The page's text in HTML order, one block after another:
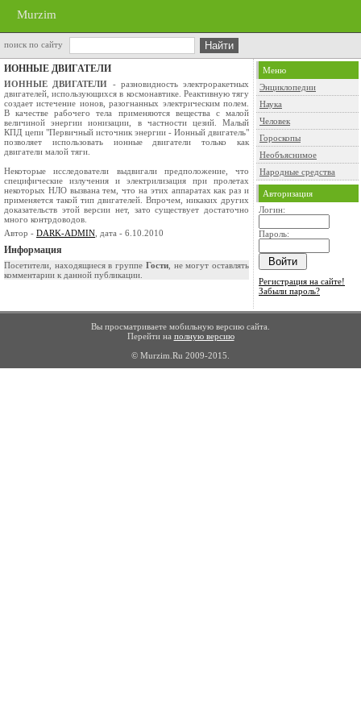
Murzim
поиск по сайту
ИОННЫЕ ДВИГАТЕЛИ
ИОННЫЕ ДВИГАТЕЛИ - разновидность электроракетных
двигателей, использующихся в космонавтике. Реактивную тягу
создает истечение ионов, разогнанных электрическим полем.
В качестве рабочего тела применяются вещества с малой
величиной энергии ионизации, в частности цезий. Малый
КПД цепи "Первичный источник энергии - Ионный двигатель"
позволяет использовать ионные двигатели только как
двигатели малой тяги.
Некоторые исследователи выдвигали предположение, что
специфические излучения и электрилизация при пролетах
некоторых НЛО вызвана тем, что на этих аппаратах как раз и
применяется такой тип двигателей. Впрочем, никаких других
доказательств этой версии нет, зато существует достаточно
много контрдоводов.
Автор - DARK-ADMIN , дата - 6.10.2010
Информация
Посетители, находящиеся в группе Гости, не могут оставлять
комментарии к данной публикации.
Меню
Энциклопедии
Наука
Человек
Гороскопы
Необъяснимое
Народные средства
Авторизация
Логин:
Пароль:
Регистрация на сайте!
Забыли пароль?
Вы просматриваете мобильную версию сайта.
Перейти на полную версию
© Murzim.Ru 2009-2015.